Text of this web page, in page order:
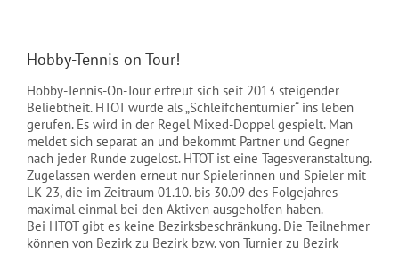
EVENTS
NEWS
Hobby-Tennis on Tour!
Hobby-Tennis-On-Tour erfreut sich seit 2013 steigender
Beliebtheit. HTOT wurde als „Schleifchenturnier“ ins leben
gerufen. Es wird in der Regel Mixed-Doppel gespielt. Man
meldet sich separat an und bekommt Partner und Gegner
nach jeder Runde zugelost. HTOT ist eine Tagesveranstaltung.
Zugelassen werden erneut nur Spielerinnen und Spieler mit
LK 23, die im Zeitraum 01.10. bis 30.09 des Folgejahres
maximal einmal bei den Aktiven ausgeholfen haben.
Bei HTOT gibt es keine Bezirksbeschränkung. Die Teilnehmer
können von Bezirk zu Bezirk bzw. von Turnier zu Bezirk